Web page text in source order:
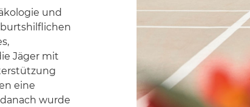
und
Jäger mit
eine
wurde